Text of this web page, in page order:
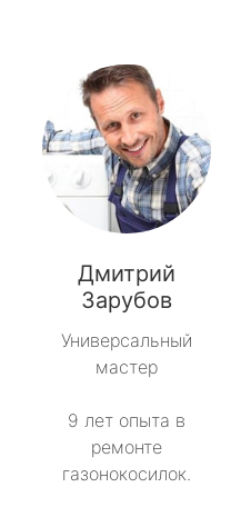
Дмитрий
Зарубов
Универсальный
мастер
9 лет опыта в
ремонте
газонокосилок.